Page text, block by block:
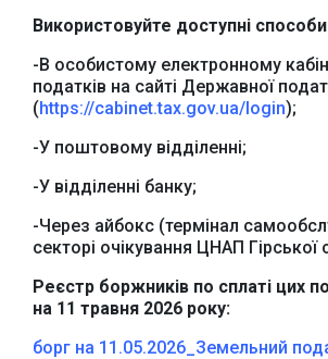
Використовуйте доступні
-В особистому електронному
податків на сайті Державної
(https://cabinet.tax.gov.ua/login);
-У поштовому відділенні;
-У відділенні банку;
-Через айбокс (термінал
секторі очікування ЦНАП Гірської
Реєстр боржників по сплаті цих
на 11 травня 2026 року:
борг на 11.05.2026_Земельний
Офіційний веб-сайт
Верховної Ради
України
Урядовий портал